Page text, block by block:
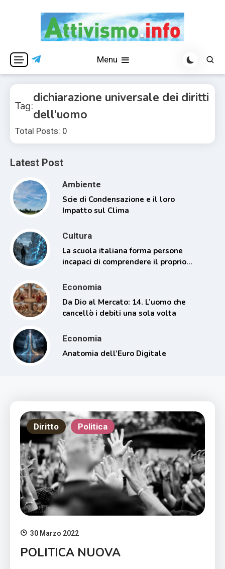
Attivismo.info
Menu
Tag:
dichiarazione universale dei diritti
dell’uomo
Total Posts: 0
Latest Post
Ambiente
Scie di Condensazione e il loro
Impatto sul Clima
Cultura
La scuola italiana forma persone
incapaci di comprendere il proprio
Economia
Da Dio al Mercato: 14. L’uomo che
cancellò i debiti una sola volta
Economia
Anatomia dell’Euro Digitale
Diritto Politica
30 Marzo 2022
POLITICA NUOVA